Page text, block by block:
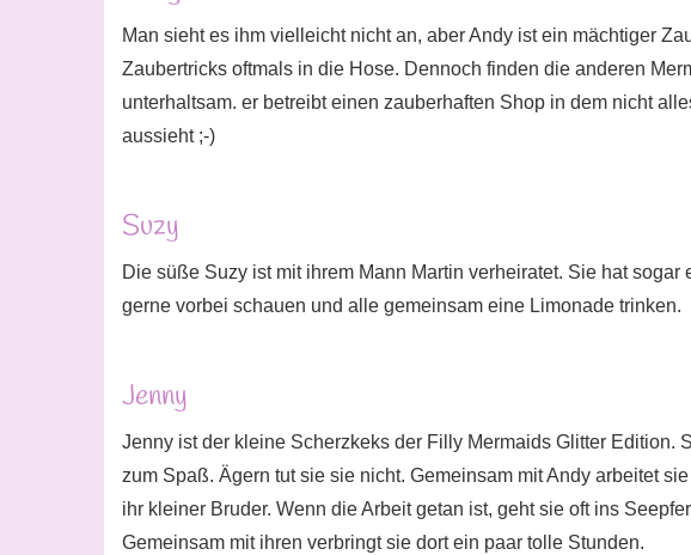
Man sieht es ihm vielleicht nicht an, aber Andy ist ein mächtiger
Zaubertricks oftmals in die Hose. Dennoch finden die anderen
unterhaltsam. er betreibt einen zauberhaften Shop in dem nicht
aussieht ;-)
Suzy
Die süße Suzy ist mit ihrem Mann Martin verheiratet. Sie hat
gerne vorbei schauen und alle gemeinsam eine Limonade trinken.
Jenny
Jenny ist der kleine Scherzkeks der Filly Mermaids Glitter Edition.
zum Spaß. Ägern tut sie sie nicht. Gemeinsam mit Andy arbeitet
ihr kleiner Bruder. Wenn die Arbeit getan ist, geht sie oft ins
Gemeinsam mit ihren verbringt sie dort ein paar tolle Stunden.